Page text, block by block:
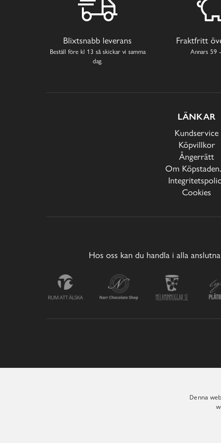
Blixtsnabb leverans
Beställ före kl 13 så skickar vi samma
dag.
Fraktfritt
Annars 59
LÄNKAR
Kundservice
Köpvillkor
Ångerrätt
Om
Cookies
Hos oss kan du handla i alla
Denna